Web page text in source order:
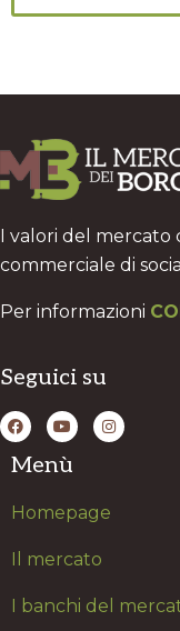
I valori del
commerciale di
Per informazioni
Seguici su
Menù
H omepage
Il mercato
I banchi del